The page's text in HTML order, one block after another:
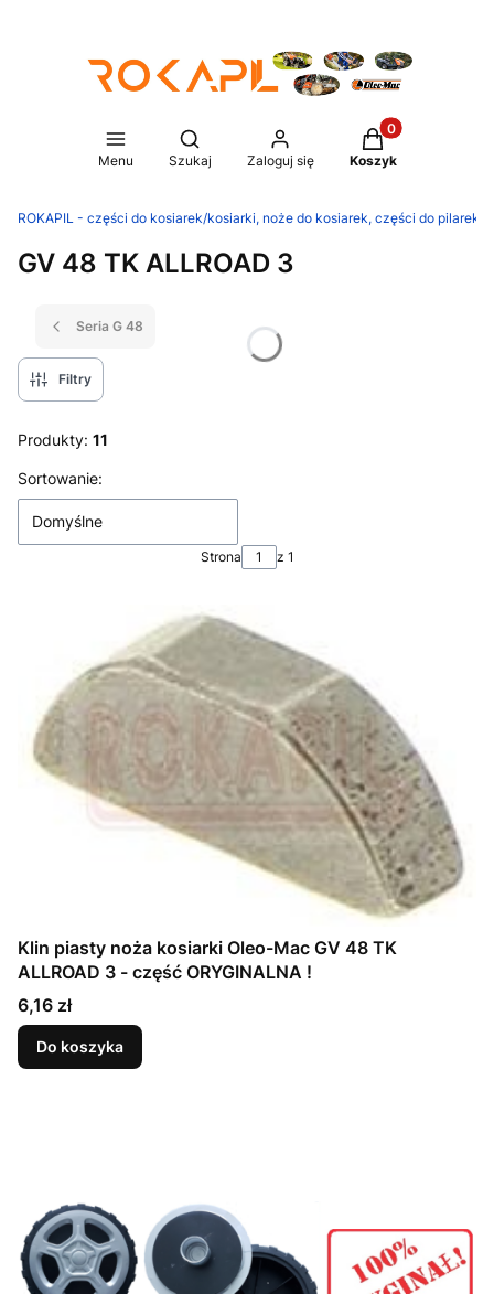
Menu
Otwórz wyszukiwarkę
Szukaj Zaloguj się
Produkty w
Koszyk
ROKAPIL - części do kosiarek/kosiarki, noże do kosiarek, części do pilarek/
GV 48 TK ALLROAD 3
Seria G 48
Filtry
Produkty: 11
Lista produktów
Sortowanie:
Domyślne
Strona z 1
Klin piasty noża kosiarki Oleo-Mac GV 48 TK
ALLROAD 3 - część ORYGINALNA !
Cena
6,16 zł
Do koszyka